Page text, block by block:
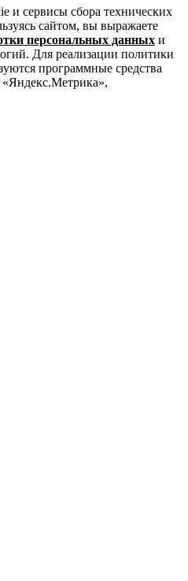
и сервисы сбора технических
сайтом, вы выражаете
персональных данных и
Для реализации политики
программные средства